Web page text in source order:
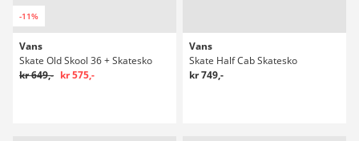
-11%
Vans
Skate Old Skool 36 + Skatesko
kr 649,- kr 575,-
Vans
Skate Half Cab Skatesko
kr 749,-